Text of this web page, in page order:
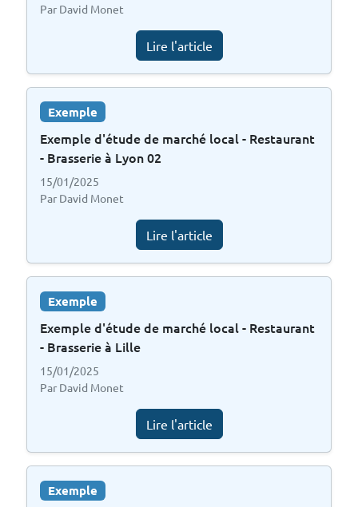
Par David Monet
Lire l'article
Exemple
Exemple d'étude de marché local - Restaurant
- Brasserie à Lyon 02
15/01/2025
Par David Monet
Lire l'article
Exemple
Exemple d'étude de marché local - Restaurant
- Brasserie à Lille
15/01/2025
Par David Monet
Lire l'article
Exemple